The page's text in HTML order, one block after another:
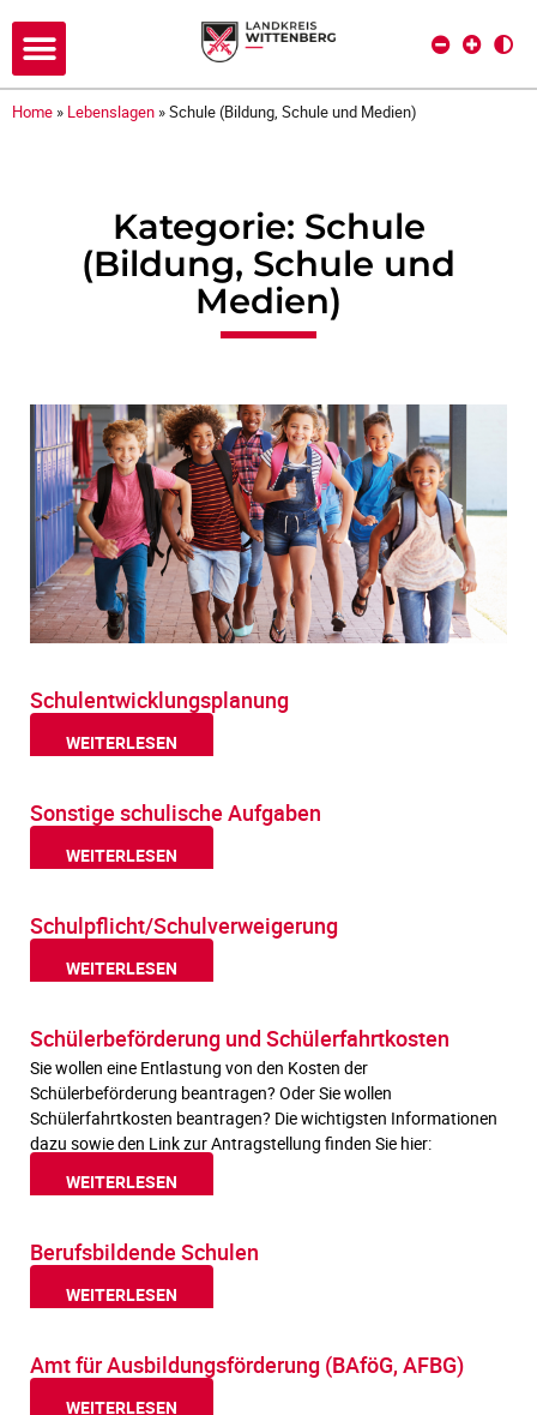
Home » Lebenslagen »Schule (Bildung, Schule und Medien)
Kategorie: Schule
(Bildung, Schule und
Medien)
Schulentwicklungsplanung
WEITERLESEN
Sonstige schulische Aufgaben
WEITERLESEN
Schulpflicht/Schulverweigerung
WEITERLESEN
Schülerbeförderung und Schülerfahrtkosten
Sie wollen eine Entlastung von den Kosten der
Schülerbeförderung beantragen? Oder Sie wollen
Schülerfahrtkosten beantragen? Die wichtigsten Informationen
dazu sowie den Link zur Antragstellung finden Sie hier:
WEITERLESEN
Berufsbildende Schulen
WEITERLESEN
Amt für Ausbildungsförderung (BAföG, AFBG)
WEITERLESEN